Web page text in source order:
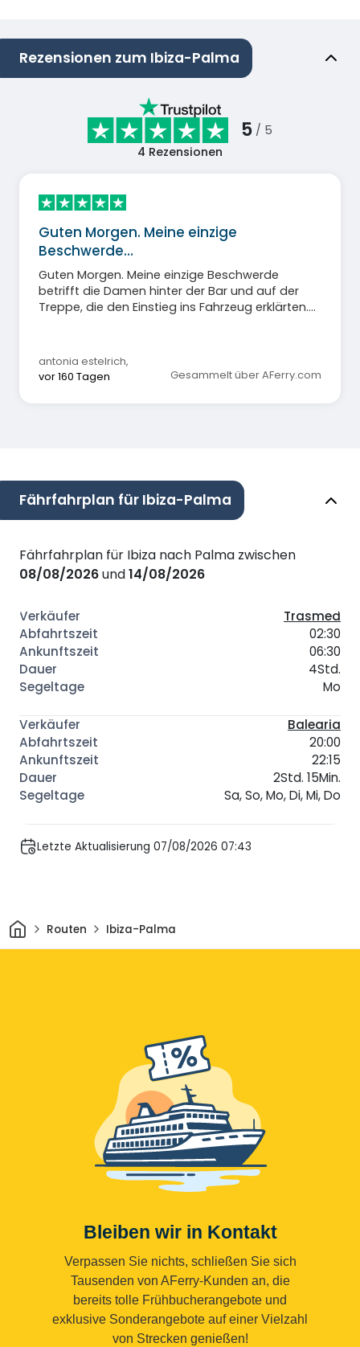
Rezensionen zum Ibiza-Palma
5 / 5
4 Rezensionen
Guten Morgen. Meine einzige
Beschwerde…
Guten Morgen. Meine einzige Beschwerde
betrifft die Damen hinter der Bar und auf der
Treppe, die den Einstieg ins Fahrzeug erklärten.
musste zwei von ihnen erklären, dass man
älteren Menschen gegenüber nicht
angemessen reagiert. Das passierte sogar einer
antonia estelrich,
vor 160 Tagen
Gesammelt über AFerry.com
Fährfahrplan für Ibiza-Palma
Fährfahrplan für Ibiza nach Palma zwischen
08/08/2026und14/08/2026
Trasmed
02:30
06:30
4Std.
Mo
Balearia
20:00
22:15
2Std. 15Min.
Sa, So, Mo, Di, Mi, Do
Letzte Aktualisierung 07/08/2026 07:43
HeimRouten Ibiza-Palma
Bleiben wir in Kontakt
Verpassen Sie nichts, schließen Sie sich
Tausenden von AFerry-Kunden an, die
bereits tolle Frühbucherangebote und
exklusive Sonderangebote auf einer Vielzahl
von Strecken genießen!